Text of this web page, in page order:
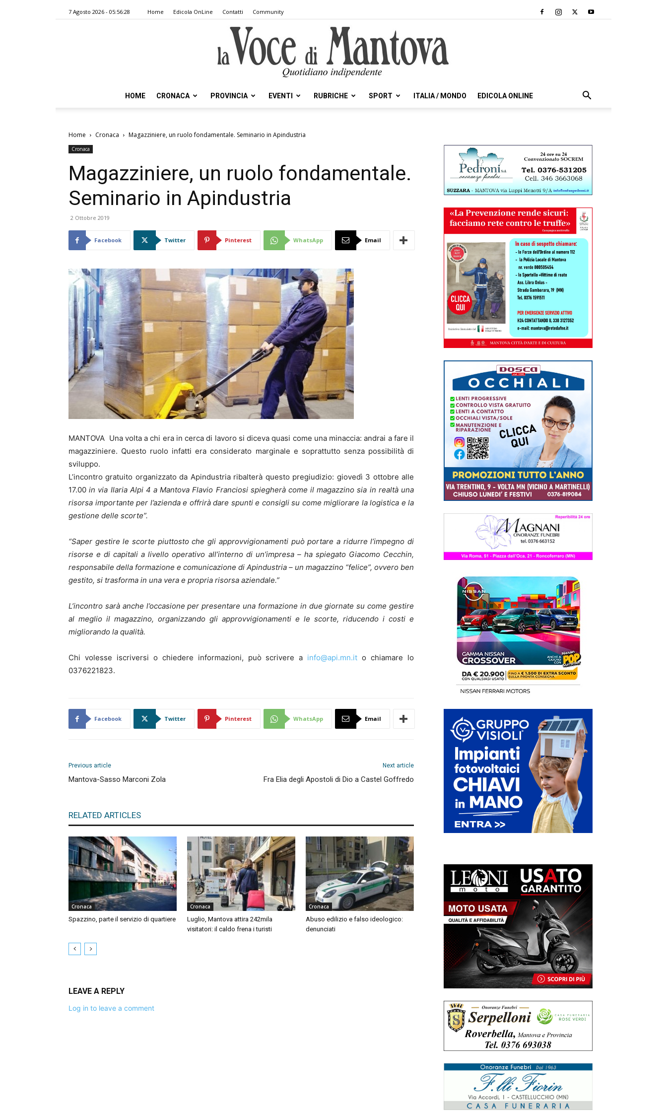
7 Agosto 2026 - 05:56:28 Home Edicola OnLine Contatti Community
Voce
Mantova
HOME CRONACA PROVINCIA EVENTI RUBRICHE SPORT ITALIA / MONDO EDICOLA ONLINE
Home Cronaca Magazziniere, un ruolo fondamentale. Seminario in Apindustria
Cronaca
Magazziniere, un ruolo fondamentale.
Seminario in Apindustria
2 Ottobre 2019
Facebook Twitter Pinterest WhatsApp Email
MANTOVA Una volta a chi era in cerca di lavoro si diceva quasi come una minaccia: andrai a fare il
magazziniere. Questo ruolo infatti era considerato marginale e soprattutto senza possibilità di
sviluppo.
L’incontro gratuito organizzato da Apindustria ribalterà questo pregiudizio: giovedì 3 ottobre alle
17.00in via Ilaria Alpi 4 a Mantova Flavio Franciosi spiegherà come il magazzino sia in realtà una
risorsa importante per l’azienda e offrirà dare spunti e consigli su come migliorare la logistica e la
gestione delle scorte”.
“Saper gestire le scorte piuttosto che gli approvvigionamenti può portare a ridurre l’impegno di
risorse e di capitali a livello operativo all’interno di un’impresa – ha spiegato Giacomo Cecchin,
responsabile della formazione e comunicazione di Apindustria – un magazzino “felice”, ovvero ben
gestito, si trasforma in una vera e propria risorsa aziendale.”
L’incontro sarà anche l’occasione per presentare una formazione in due giornate su come gestire
al meglio il magazzino, organizzando gli approvvigionamenti e le scorte, riducendo i costi e
migliorando la qualità.
Chi volesse iscriversi o chiedere informazioni, può scrivere a info@api.mn.it o chiamare lo
0376221823.
Facebook Twitter Pinterest WhatsApp Email
Previous article
Mantova-Sasso Marconi Zola
Next article
Fra Elia degli Apostoli di Dio a Castel Goffredo
RELATED ARTICLES
Cronaca
Spazzino, parte il servizio di quartiere
Cronaca
Luglio, Mantova attira 242mila
visitatori: il caldo frena i turisti
Cronaca
Abuso edilizio e falso ideologico:
denunciati
LEAVE A REPLY
Log in to leave a comment